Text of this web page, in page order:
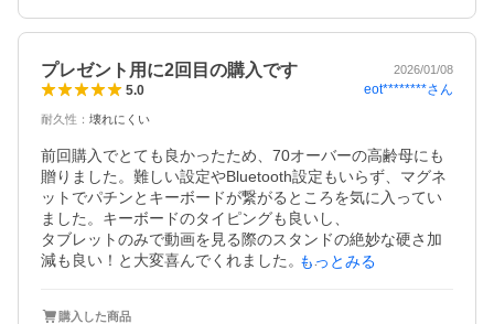
プレゼント用に2回目の購入です 2026/01/08
5.0 eot********さん
耐久性 ： 壊れにくい
前回購入でとても良かったため、70オーバーの高齢母にも
贈りました。難しい設定やBluetooth設定もいらず、マグネ
ットでパチンとキーボードが繋がるところを気に入ってい
ました。キーボードのタイピングも良いし、
タブレットのみで動画を見る際のスタンドの絶妙な硬さ加
減も良い！と大変喜んでくれました。 もっとみる
購入した商品